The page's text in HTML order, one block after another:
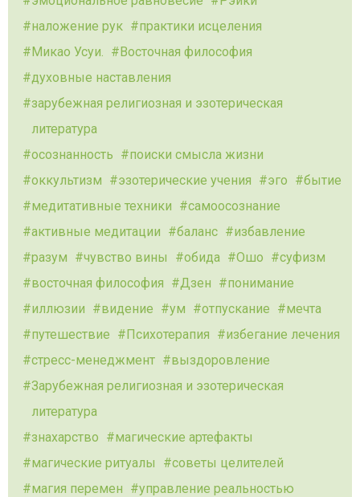
наложение рук
практики исцеления
Микао Усуи.
Восточная философия
духовные наставления
зарубежная религиозная и эзотерическая
литература
осознанность
поиски смысла жизни
оккультизм
эзотерические учения эго
бытие
медитативные техники
самоосознание
активные медитации
баланс
избавление
разум
чувство вины обида Ошо
суфизм
восточная философия
Дзен
понимание
иллюзии
видение ум отпускание
мечта
путешествие
Психотерапия
избегание лечения
стресс-менеджмент
выздоровление
Зарубежная религиозная и эзотерическая
литература
знахарство
магические артефакты
магические ритуалы
советы целителей
магия перемен
управление реальностью